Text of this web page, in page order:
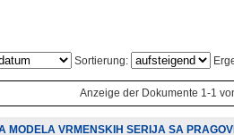
Sortierung:
Anzeige der Dokumente 1-1
MODELA VRMENSKIH SERIJA SA